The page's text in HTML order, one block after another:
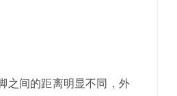
间的距离明显不同，外